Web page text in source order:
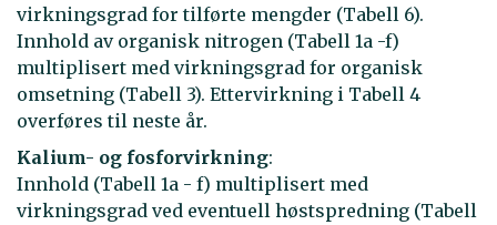
virkningsgrad for tilførte mengder (Tabell 6).
Innhold av organisk nitrogen (Tabell 1a -f)
multiplisert med virkningsgrad for organisk
omsetning (Tabell 3). Ettervirkning i Tabell 4
overføres til neste år.
Kalium- og fosforvirkning:
Innhold (Tabell 1a - f) multiplisert med
virkningsgrad ved eventuell høstspredning (Tabell